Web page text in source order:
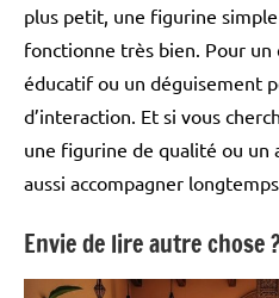
plus petit, une figurine
fonctionne très bien. Pour
éducatif ou un déguisement
d’interaction. Et si vous
une figurine de qualité ou un
aussi accompagner
Envie de lire autre chose